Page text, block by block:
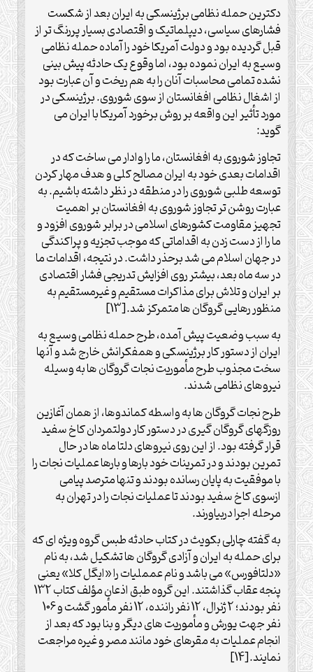
دکترین حمله نظامی برژینسکی به ایران بعد از شکست
فشارهای سیاسی، دیپلماتیک و اقتصادی بسیار پررنگ تر از
قبل گردیده بود و دولت آمریکا خود را آماده حمله نظامی
وسیع به ایران نموده بود، اما وقوع یک حادثه پیش بینی
نشده تمامی محاسبات آنان را به هم ریخت و آن عبارت بود
از اشغال نظامی افغانستان از سوی شوروی. برژینسکی در
مورد تأثیر این واقعه بر روش برخورد آمریکا با ایران می
گوید:
تجاوز شوروی به افغانستان، ما را وادار می ساخت که در
اقدامات بعدی خود به ایران مصالح کلی و هدف مهار کردن
توسعه طلبی شوروی را در منطقه در نظر داشته باشیم. به
عبارت روشن تر تجاوز شوروی به افغانستان بر اهمیت
تجهیز مقاومت کشورهای اسلامی در برابر شوروی افزود و
ما را از دست زدن به اقداماتی که موجب تجزیه و پراکندگی
در جهان اسلام می شد برحذر داشت. در نتیجه، اقدامات ما
در سه ماه بعد، بیشتر روی افزایش تدریجی فشار اقتصادی
بر ایران و تلاش برای مذاکرات مستقیم و غیرمستقیم به
منظور رهایی گروگان ها متمرکز شد.[13]
به سبب وضعیت پیش آمده، طرح حمله نظامی وسیع به
ایران از دستور کار برژینسکی و همفکرانش خارج شد و آنها
سخت مجذوب طرح مأموریت نجات گروگان ها به وسیله
نیروهای نظامی شدند.
طرح نجات گروگان ها به واسطه کماندوها، از همان آغازین
روزگهای گروگان گیری در دستور کار دولتمردان کاخ سفید
قرار گرفته بود. از این روی نیروهای دلتا ماه ها در حال
تمرین بودند و در تمرینات خود بارها و بارها عملیات نجات را
با موفقیت به پایان رسانده بودند و تنها مترصد پیامی
ازسوی کاخ سفید بودند تا عملیات نجات را در تهران به
مرحله اجرا دربیاورند.
به گفته چارلی بکویث در کتاب حادثه طبس گروه ویژه ای که
برای حمله به ایران و آزادی گروگان ها تشکیل شد، به نام
«دلتافورس» می باشد و نام عمملیات را «ایگل کلا» یعنی
پنجه عقاب گذاشتند. این گروه طبق اذعان مؤلف کتاب 132
نفر بودند؛ 2 ژنرال، 12 نفر راننده، 12 نفر مأمور گشت و 106
نفر جهت یورش و مأموریت های دیگر و بنا بود که بعد از
انجام عملیات به مقرهای خود مانند مصر و غیره مراجعت
نمایند.[14]